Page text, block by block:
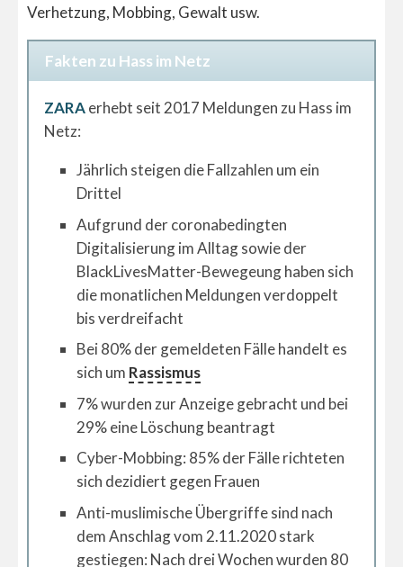
Verhetzung, Mobbing, Gewalt usw.
Fakten zu Hass im Netz
ZARAerhebt seit 2017 Meldungen zu Hass im
Netz:
Jährlich steigen die Fallzahlen um ein
Drittel
Aufgrund der coronabedingten
Digitalisierung im Alltag sowie der
BlackLivesMatter-Bewegeung haben sich
die monatlichen Meldungen verdoppelt
bis verdreifacht
Bei 80% der gemeldeten Fälle handelt es
sich um Rassismus
7% wurden zur Anzeige gebracht und bei
29% eine Löschung beantragt
Cyber-Mobbing: 85% der Fälle richteten
sich dezidiert gegen Frauen
Anti-muslimische Übergriffe sind nach
dem Anschlag vom 2.11.2020 stark
gestiegen: Nach drei Wochen wurden 80